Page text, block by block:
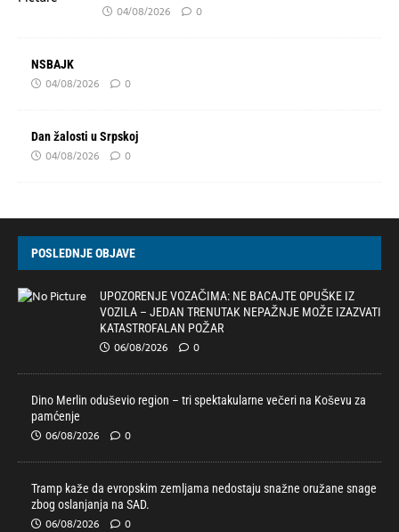
04/08/2026 0
NSBAJK
04/08/2026 0
Dan žalosti u Srpskoj
04/08/2026 0
POSLEDNJE OBJAVE
UPOZORENJE VOZAČIMA: NE BACAJTE OPUŠKE IZ
VOZILA – JEDAN TRENUTAK NEPAŽNJE MOŽE IZAZVATI
KATASTROFALAN POŽAR
06/08/2026 0
Dino Merlin oduševio region – tri spektakularne večeri na Koševu za
pamćenje
06/08/2026 0
Tramp kaže da evropskim zemljama nedostaju snažne oružane snage
zbog oslanjanja na SAD.
06/08/2026 0